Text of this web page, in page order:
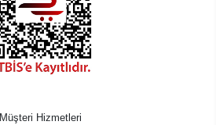
Müşteri Hizmetleri